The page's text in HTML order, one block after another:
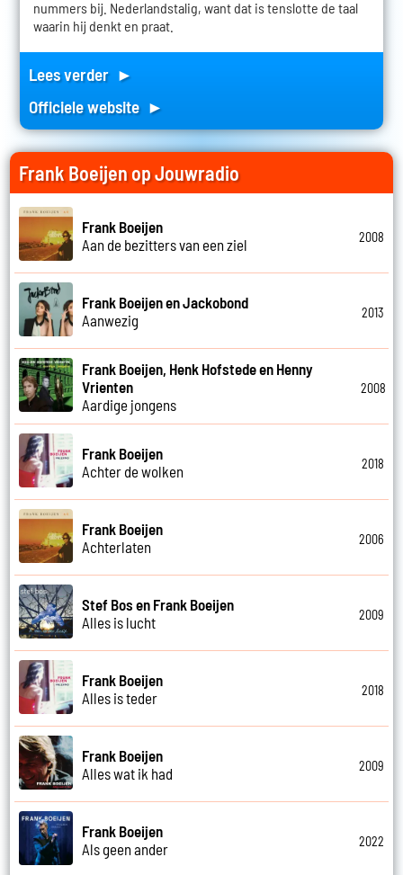
nummers bij. Nederlandstalig, want dat is tenslotte de taal
waarin hij denkt en praat.
Lees verder ►
Officiele website ►
Frank Boeijen op Jouwradio
Frank Boeijen
Aan de bezitters van een ziel
2008
Frank Boeijen en Jackobond
Aanwezig
2013
Frank Boeijen, Henk Hofstede en Henny
Vrienten
Aardige jongens
2008
Frank Boeijen
Achter de wolken
2018
Frank Boeijen
Achterlaten
2006
Stef Bos en Frank Boeijen
Alles is lucht
2009
Frank Boeijen
Alles is teder
2018
Frank Boeijen
Alles wat ik had
2009
Frank Boeijen
Als geen ander
2022